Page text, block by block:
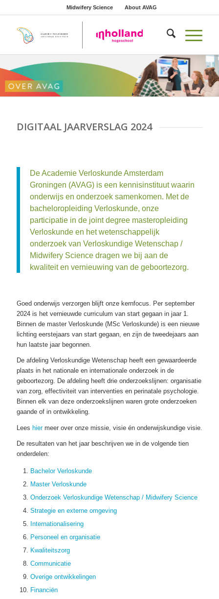
Midwifery Science About AVAG
DIGITAAL JAARVERSLAG 2024
De Academie Verloskunde Amsterdam
Groningen (AVAG) is een kennisinstituut waarin
onderwijs en onderzoek samenkomen. Met de
bacheloropleiding Verloskunde, onze
participatie in de joint degree masteropleiding
Verloskunde en het wetenschappelijk
onderzoek van Verloskundige Wetenschap /
Midwifery Science dragen we bij aan de
kwaliteit en vernieuwing van de geboortezorg.
Goed onderwijs verzorgen blijft onze kernfocus. Per september
2024 is het vernieuwde curriculum van start gegaan in jaar 1.
Binnen de master Verloskunde (MSc Verloskunde) is een nieuwe
lichting eerstejaars van start gegaan, en zijn de tweedejaars aan
hun laatste jaar begonnen.
De afdeling Verloskundige Wetenschap heeft een gewaardeerde
plaats in het nationale en internationale onderzoek in de
geboortezorg. De afdeling heeft drie onderzoekslijnen: organisatie
van zorg, effectiviteit van interventies en perinatale psychologie.
Binnen elk van deze onderzoekslijnen waren grote onderzoeken
gaande of in ontwikkeling.
Lees hiermeer over onze missie, visie én onderwijskundige visie.
De resultaten van het jaar beschrijven we in de volgende tien
onderdelen:
Bachelor Verloskunde
Master Verloskunde
Onderzoek Verloskundige Wetenschap / Midwifery Science
Strategie en externe omgeving
Internationalisering
Personeel en organisatie
Kwaliteitszorg
Communicatie
Overige ontwikkelingen
Financiën